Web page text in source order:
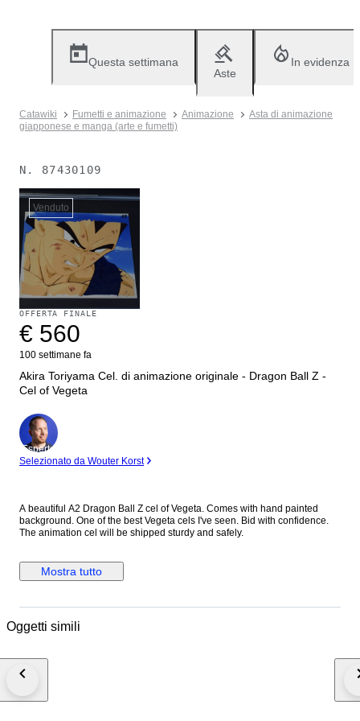
Questa settimana
Aste
In evidenza
Catawiki Fumetti e animazione Animazione
Asta di animazione
giapponese e manga (arte e fumetti)
N. 87430109
Venduto
OFFERTA FINALE
€ 560
100 settimane fa
Akira Toriyama Cel. di animazione originale - Dragon Ball Z -
Cel of Vegeta
Esperto
Selezionato da Wouter Korst
A beautiful A2 Dragon Ball Z cel of Vegeta. Comes with hand painted
background. One of the best Vegeta cels I've seen. Bid with confidence.
The animation cel will be shipped sturdy and safely.
Mostra tutto
Oggetti simili